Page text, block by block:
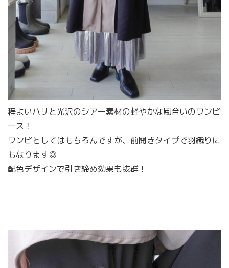
程よいハリと光沢のシアー素材の軽やかな風合いのワンピ
ース！
ワンピとしてはもちろんですが、前開きタイプで羽織りに
もなります◎
配色デザインで引き締め効果も抜群！